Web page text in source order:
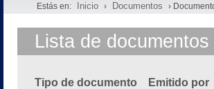
Estás en: Inicio › Documentos ›
Lista de documentos
Tipo de documento Emitido por